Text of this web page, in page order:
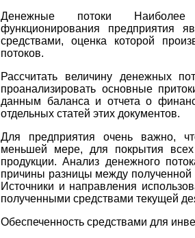
Денежные потоки
функционирования предприятия
средствами, оценка которой
потоков.
Рассчитать величину денежных
проанализировать основные
данным баланса и отчета о
отдельных статей этих документов.
Для предприятия очень важно,
меньшей мере, для покрытия
продукции. Анализ денежного
причины разницы между
Источники и направления
полученными средствами текущей
Обеспеченность средствами для